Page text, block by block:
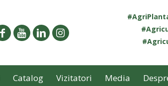
Catalog Vizitatori Media